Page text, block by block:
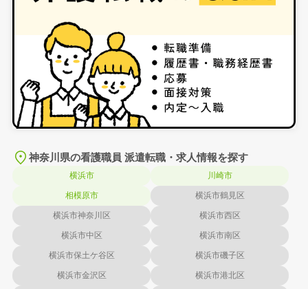
神奈川県の看護職員 派遣転職・求人情報を探す
横浜市 川崎市
相模原市 横浜市鶴見区
横浜市神奈川区 横浜市西区
横浜市中区 横浜市南区
横浜市保土ケ谷区 横浜市磯子区
横浜市金沢区 横浜市港北区